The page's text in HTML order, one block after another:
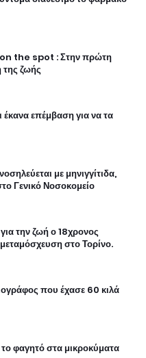
the spot : Στην πρώτη
της ζωής
έκανα επέμβαση για να τα
με μηνιγγίτιδα,
Γενικό Νοσοκομείο
την ζωή ο 18χρονος
στο Τορίνο.
που έχασε 60 κιλά
φαγητό στα μικροκύματα